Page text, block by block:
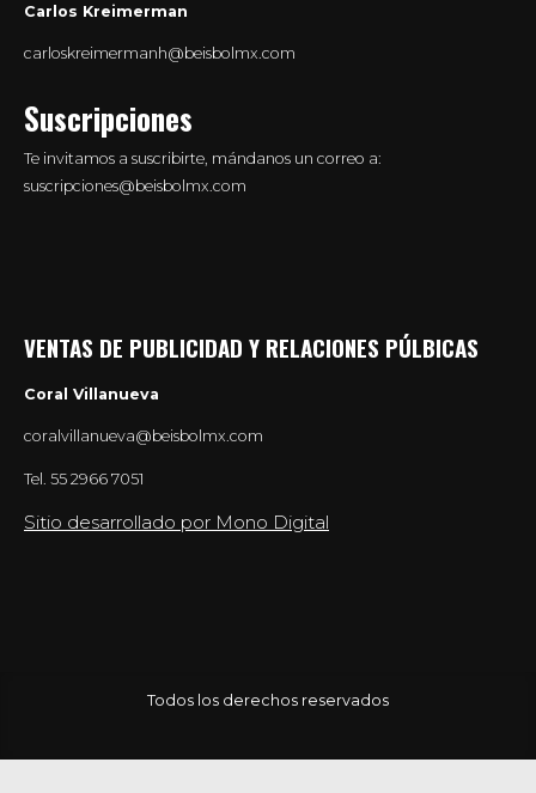
Carlos Kreimerman
carloskreimermanh@beisbolmx.com
Suscripciones
Te invitamos a suscribirte, mándanos un correo a:
suscripciones@beisbolmx.com
VENTAS DE PUBLICIDAD Y RELACIONES PÚLBICAS
Coral Villanueva
coralvillanueva@beisbolmx.com
Tel. 55 2966 7051
Sitio desarrollado por Mono Digital
Todos los derechos reservados